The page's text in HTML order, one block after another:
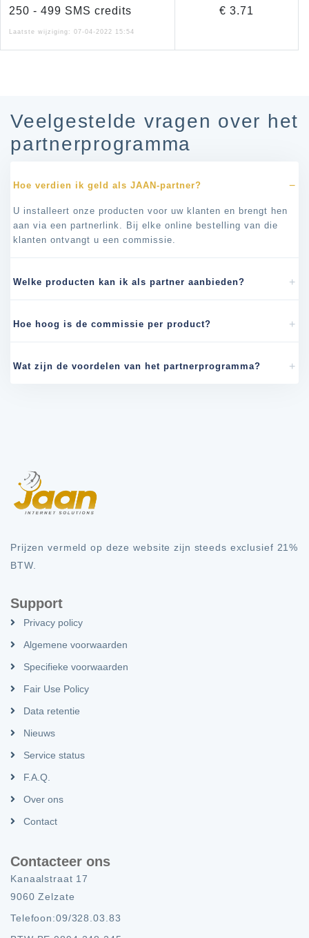
250 - 499 SMS credits
Laatste wijziging: 07-04-2022 15:54
€ 3.71
Veelgestelde vragen over het
partnerprogramma
Hoe verdien ik geld als JAAN-partner?
U installeert onze producten voor uw klanten en brengt hen
aan via een partnerlink. Bij elke online bestelling van die
klanten ontvangt u een commissie.
Welke producten kan ik als partner aanbieden?
Hoe hoog is de commissie per product?
Wat zijn de voordelen van het partnerprogramma?
Prijzen vermeld op deze website zijn steeds exclusief 21%
BTW.
Support
Privacy policy
Algemene voorwaarden
Specifieke voorwaarden
Fair Use Policy
Data retentie
Nieuws
Service status
F.A.Q.
Over ons
Contact
Contacteer ons
Kanaalstraat 17
9060 Zelzate
Telefoon:09/328.03.83